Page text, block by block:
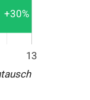
13
+30%